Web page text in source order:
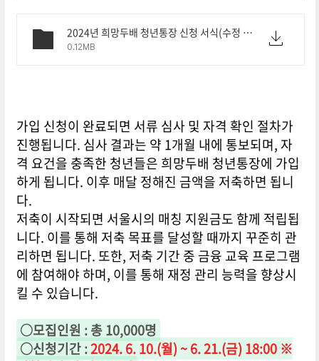
2024년 희망두배 청년통장 신청 서식(수정 공고에 따른 수정 서식).hwp
0.12MB
가입 신청이 완료되면 서류 심사 및 자격 확인 절차가
진행됩니다. 심사 결과는 약 1개월 내에 통보되며, 자
격 요건을 충족한 청년들은 희망두배 청년통장에 가입
하게 됩니다. 이후 매달 정해진 금액을 저축하면 됩니
다.
저축이 시작되면 서울시의 매칭 지원금도 함께 적립됩
니다. 이를 통해 저축 목표를 달성할 때까지 꾸준히 관
리하면 됩니다. 또한, 저축 기간 중 금융 교육 프로그램
에 참여해야 하며, 이를 통해 재정 관리 능력을 향상시
킬 수 있습니다.
○모집인원 :총10,000명
○신청기간:2024. 6. 10.(월) ~ 6. 21.(금) 18:00 ※